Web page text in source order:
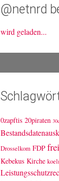
@netnrd
wird geladen...
0zapftis 20piraten
Drosselkom FDP
Kebekus Kirche